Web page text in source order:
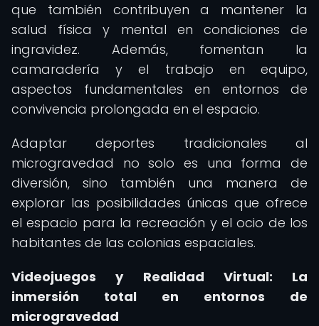
que también contribuyen a mantener la
salud física y mental en condiciones de
ingravidez. Además, fomentan la
camaradería y el trabajo en equipo,
aspectos fundamentales en entornos de
convivencia prolongada en el espacio.
Adaptar deportes tradicionales al
microgravedad no solo es una forma de
diversión, sino también una manera de
explorar las posibilidades únicas que ofrece
el espacio para la recreación y el ocio de los
habitantes de las colonias espaciales.
Videojuegos y Realidad Virtual: La
inmersión total en entornos de
microgravedad